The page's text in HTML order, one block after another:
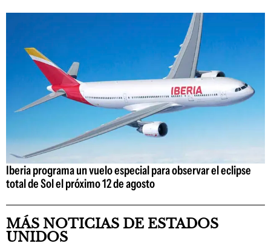
Iberia programa un vuelo especial para observar el eclipse
total de Sol el próximo 12 de agosto
MÁS NOTICIAS DE ESTADOS
UNIDOS